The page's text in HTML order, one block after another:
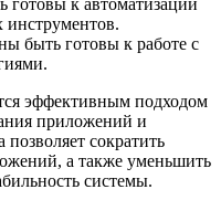
быть готовы к работе с
эффективным подходом
приложений и
сократить
а также уменьшить
системы.